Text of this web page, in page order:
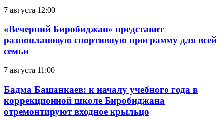
7 августа 12:00
«Вечерний Биробиджан» представит
разноплановую спортивную программу для всей
семьи
7 августа 11:00
Бадма Башанкаев: к началу учебного года в
коррекционной школе Биробиджана
отремонтируют входное крыльцо